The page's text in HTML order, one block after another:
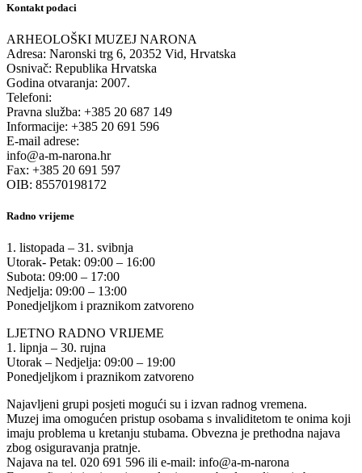
Kontakt podaci
ARHEOLOŠKI MUZEJ NARONA
Adresa: Naronski trg 6, 20352 Vid, Hrvatska
Osnivač: Republika Hrvatska
Godina otvaranja: 2007.
Telefoni:
Pravna služba: +385 20 687 149
Informacije: +385 20 691 596
E-mail adrese:
info@a-m-narona.hr
Fax: +385 20 691 597
OIB: 85570198172
Radno vrijeme
1. listopada – 31. svibnja
Utorak- Petak: 09:00 – 16:00
Subota: 09:00 – 17:00
Nedjelja: 09:00 – 13:00
Ponedjeljkom i praznikom zatvoreno
LJETNO RADNO VRIJEME
1. lipnja – 30. rujna
Utorak – Nedjelja: 09:00 – 19:00
Ponedjeljkom i praznikom zatvoreno
Najavljeni grupi posjeti mogući su i izvan radnog vremena.
Muzej ima omogućen pristup osobama s invaliditetom te onima koji
imaju problema u kretanju stubama. Obvezna je prethodna najava
zbog osiguravanja pratnje.
Najava na tel. 020 691 596 ili e-mail: info@a-m-narona